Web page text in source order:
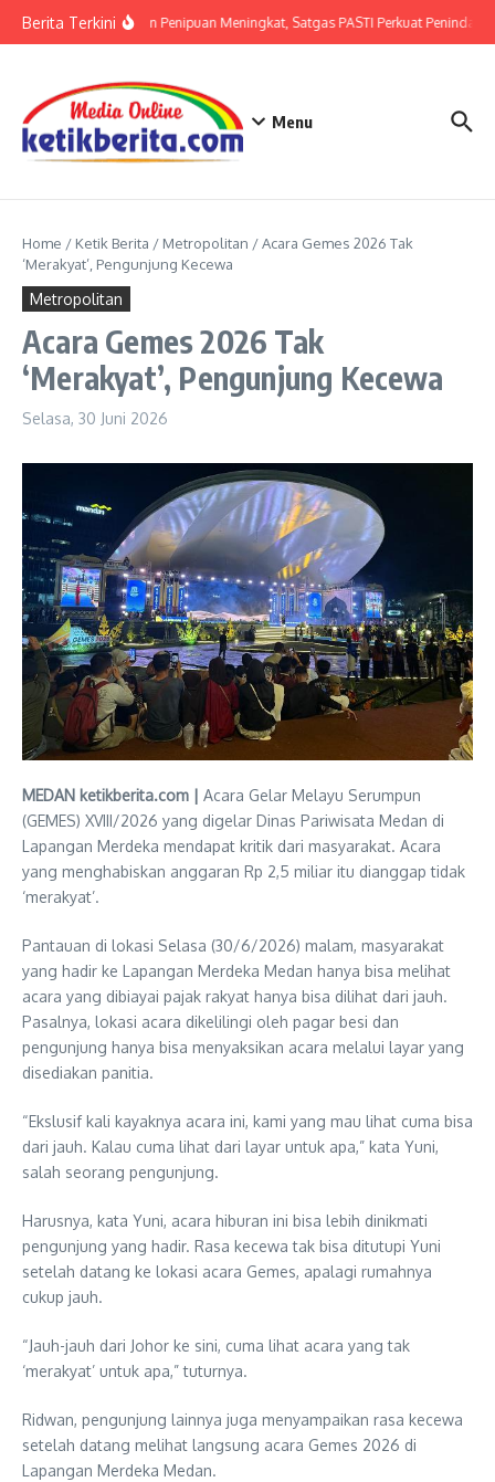
Berita TerkiniAncaman Penipuan Meningkat, Satgas PASTI Perkuat Penindakan
Menu
Home / Ketik Berita / Metropolitan /Acara Gemes 2026 Tak
‘Merakyat’, Pengunjung Kecewa
Metropolitan
Acara Gemes 2026 Tak
‘Merakyat’, Pengunjung Kecewa
Selasa, 30 Juni 2026
MEDAN ketikberita.com | Acara Gelar Melayu Serumpun
(GEMES) XVIII/2026 yang digelar Dinas Pariwisata Medan di
Lapangan Merdeka mendapat kritik dari masyarakat. Acara
yang menghabiskan anggaran Rp 2,5 miliar itu dianggap tidak
‘merakyat’.
Pantauan di lokasi Selasa (30/6/2026) malam, masyarakat
yang hadir ke Lapangan Merdeka Medan hanya bisa melihat
acara yang dibiayai pajak rakyat hanya bisa dilihat dari jauh.
Pasalnya, lokasi acara dikelilingi oleh pagar besi dan
pengunjung hanya bisa menyaksikan acara melalui layar yang
disediakan panitia.
“Ekslusif kali kayaknya acara ini, kami yang mau lihat cuma bisa
dari jauh. Kalau cuma lihat dari layar untuk apa,” kata Yuni,
salah seorang pengunjung.
Harusnya, kata Yuni, acara hiburan ini bisa lebih dinikmati
pengunjung yang hadir. Rasa kecewa tak bisa ditutupi Yuni
setelah datang ke lokasi acara Gemes, apalagi rumahnya
cukup jauh.
“Jauh-jauh dari Johor ke sini, cuma lihat acara yang tak
‘merakyat’ untuk apa,” tuturnya.
Ridwan, pengunjung lainnya juga menyampaikan rasa kecewa
setelah datang melihat langsung acara Gemes 2026 di
Lapangan Merdeka Medan.